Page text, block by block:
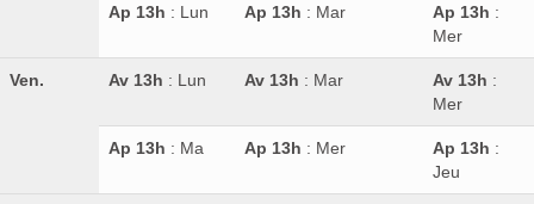
Ap 13h : Lun Ap 13h : Mar Ap 13h :
Mer
Ven. Av 13h : Lun Av 13h : Mar Av 13h :
Mer
Ap 13h : Ma Ap 13h : Mer Ap 13h :
Jeu